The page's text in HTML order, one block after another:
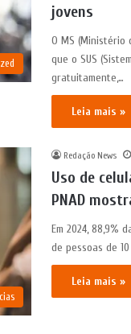
jovens
O MS (Ministério
que o SUS
gratuitamente,…
Leia mais »
Redação News
Uso de
PNAD
Em 2024, 88,9%
de pessoas de
Leia mais »